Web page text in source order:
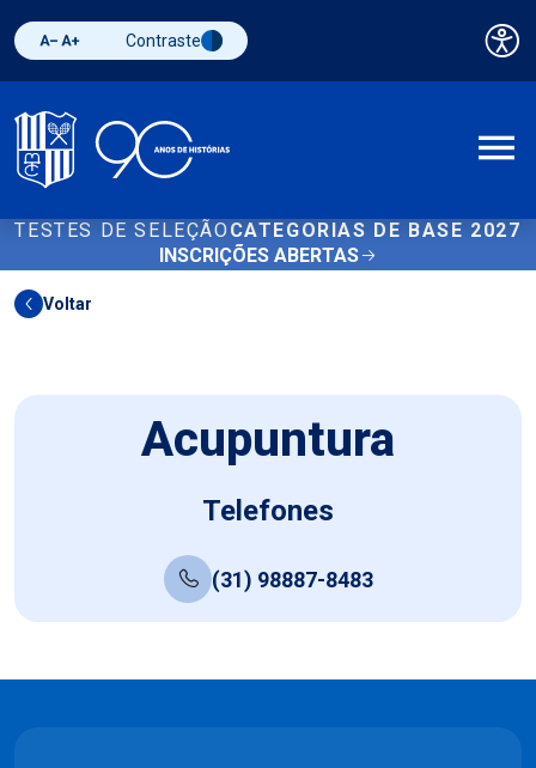
Diminuir fonte
Aumentar fonteAlternar contraste
Contraste
TESTES DE SELEÇÃO CATEGORIAS DE BASE 2027
INSCRIÇÕES ABERTAS
Voltar
Acupuntura
Telefones
(31) 98887-8483